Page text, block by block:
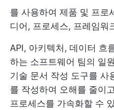
를 사용하여 제품 및 프로
디어, 프로세스, 프레임워
API, 아키텍처, 데이터 흐
하는 소프트웨어 팀의 일
기술 문서 작성 도구를 사
를 작성하여 오해를 줄이
프로세스를 가속화할 수